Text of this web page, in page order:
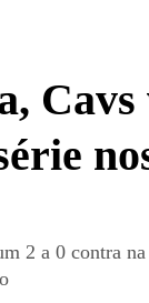
Cavs
2 a 0 contra